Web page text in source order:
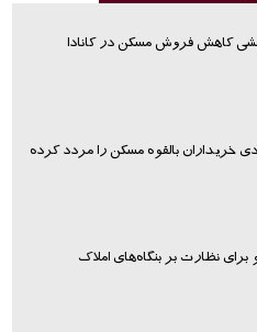
کاهش فروش مسکن در کانادا
خریداران بالقوه مسکن را مردد کرده
برای نظارت بر بنگاه‌های املاک